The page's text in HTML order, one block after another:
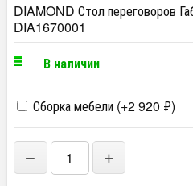
DIAMOND Стол переговоров
DIA1670001
В наличии
Сборка мебели (+2 920 ₽)
− +